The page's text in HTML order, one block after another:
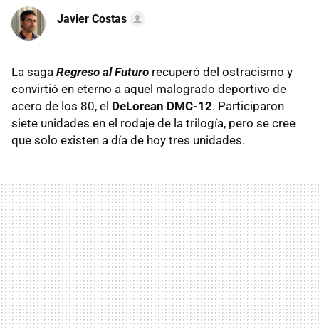
Javier Costas
La saga Regreso al Futuro recuperó del ostracismo y
convirtió en eterno a aquel malogrado deportivo de
acero de los 80, el DeLorean DMC-12. Participaron
siete unidades en el rodaje de la trilogía, pero se cree
que solo existen a día de hoy tres unidades.